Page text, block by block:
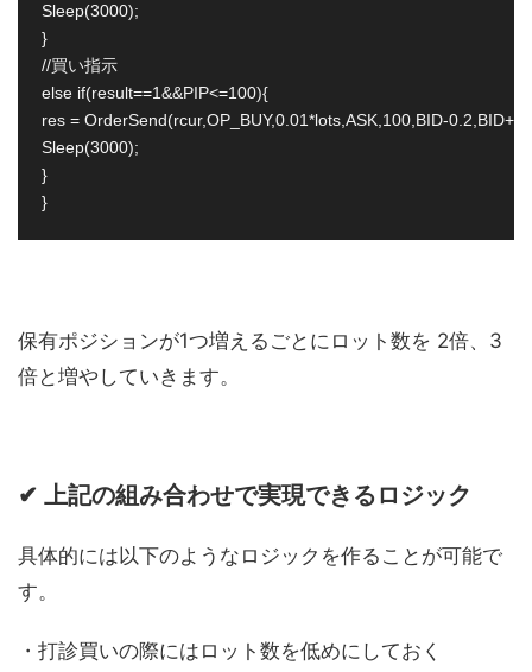
Sleep(3000);
}
//買い指示
else if(result==1&&PIP<=100){
res = OrderSend(rcur,OP_BUY,0.01*lots,ASK,100,BID-
Sleep(3000);
}
保有ポジションが1つ増えるごとにロット数を 2倍、3
倍と増やしていきます。
✔ 上記の組み合わせで実現できるロジック
具体的には以下のようなロジックを作ることが可能で
す。
・打診買いの際にはロット数を低めにしておく